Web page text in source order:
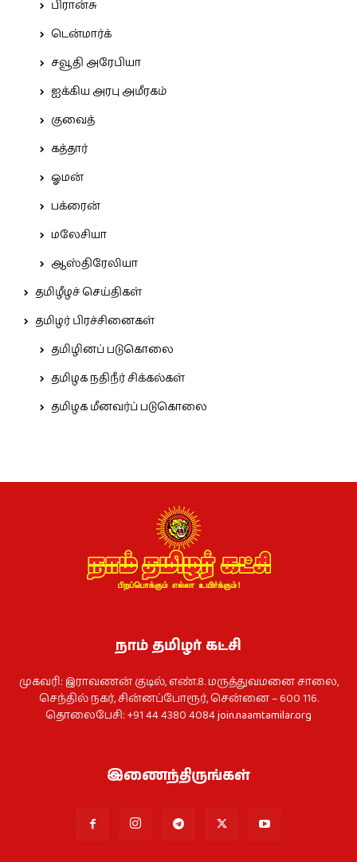
பிரான்சு
டென்மார்க்
சவூதி அரேபியா
ஐக்கிய அரபு அமீரகம்
குவைத்
கத்தார்
ஓமன்
பக்ரைன்
மலேசியா
ஆஸ்திரேலியா
தமிழீழச் செய்திகள்
தமிழர் பிரச்சினைகள்
தமிழினப் படுகொலை
தமிழக நதிநீர் சிக்கல்கள்
தமிழக மீனவர்ப் படுகொலை
நாம் தமிழர் கட்சி
முகவரி: இராவணன் குடில், எண்.8. மருத்துவமனை சாலை,
செந்தில் நகர், சின்னப்போரூர், சென்னை – 600 116.
தொலைபேசி: +91 44 4380 4084join.naamtamilar.org
இணைந்திருங்கள்